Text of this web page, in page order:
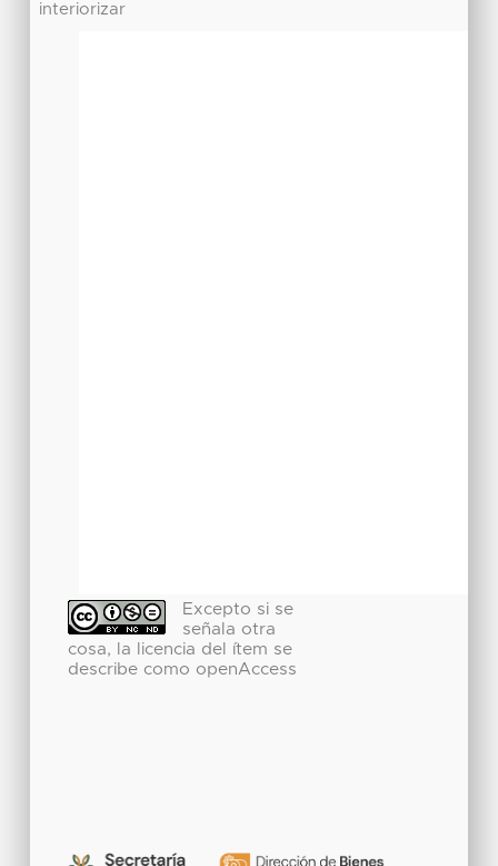
interiorizar
Excepto si se
señala otra
cosa, la licencia del ítem se
describe como openAccess